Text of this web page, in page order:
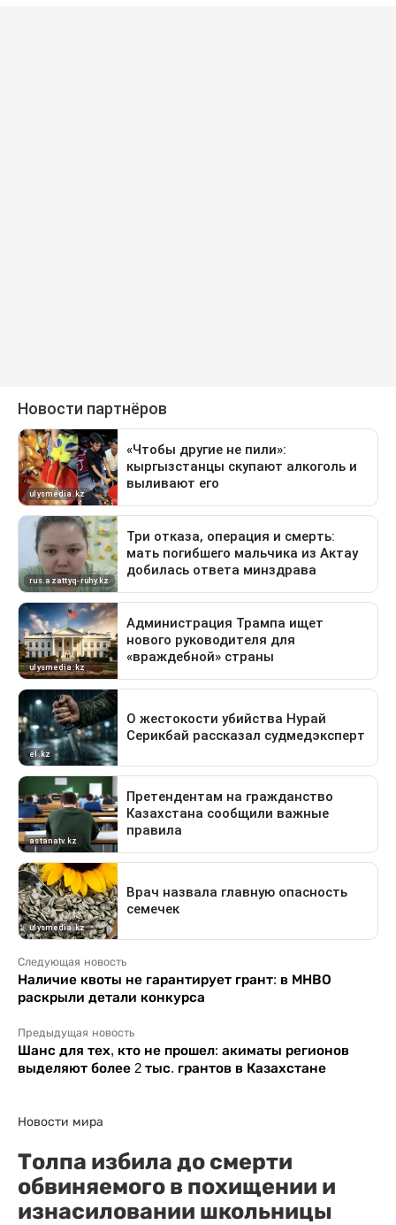
Следующая новость
Наличие квоты не гарантирует грант: в МНВО
раскрыли детали конкурса
Предыдущая новость
Шанс для тех, кто не прошел: акиматы регионов
выделяют более 2 тыс. грантов в Казахстане
Новости мира
Толпа избила до смерти
обвиняемого в похищении и
изнасиловании школьницы